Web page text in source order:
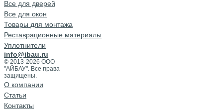
Все для дверей
Все для окон
Товары для монтажа
Реставрационные материалы
Уплотнители
info@ibau.ru
© 2013-2026 ООО
"АЙБАУ". Все права
защищены.
О компании
Cтатьи
Контакты